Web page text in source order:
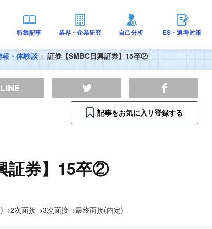
特集記事 業界・企業研究 自己分析 ES・選考対策
報・体験談 証券【SMBC日興証券】15卒②
記事をお気に入り登録する
証券】15卒②
次面接→3次面接→最終面接(内定)